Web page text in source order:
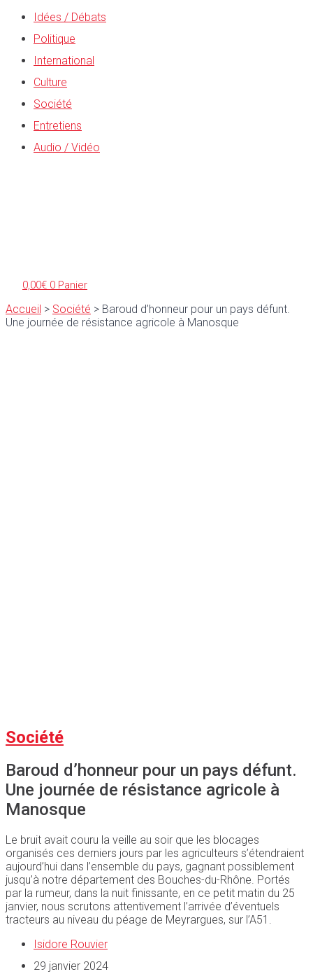
Idées / Débats
Politique
International
Culture
Société
Entretiens
Audio / Vidéo
0,00€ 0 Panier
Accueil > Société > Baroud d’honneur pour un pays défunt.
Une journée de résistance agricole à Manosque
Société
Baroud d’honneur pour un pays défunt.
Une journée de résistance agricole à
Manosque
Le bruit avait couru la veille au soir que les blocages
organisés ces derniers jours par les agriculteurs s’étendraient
aujourd’hui dans l’ensemble du pays, gagnant possiblement
jusqu’à notre département des Bouches-du-Rhône. Portés
par la rumeur, dans la nuit finissante, en ce petit matin du 25
janvier, nous scrutons attentivement l’arrivée d’éventuels
tracteurs au niveau du péage de Meyrargues, sur l’A51.
Isidore Rouvier
29 janvier 2024